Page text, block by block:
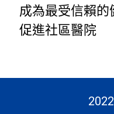
成為最受信賴的
促進社區醫院